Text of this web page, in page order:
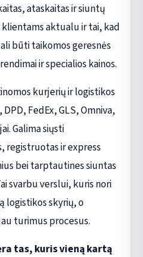
ataskaitas ir siuntų
klientams aktualu ir tai, kad
būti taikomos geresnės
ir specialios kainos.
kurjerių ir logistikos
FedEx, GLS, Omniva,
Galima siųsti
ir express
bei tarptautines siuntas
svarbu verslui, kuris nori
logistikos skyrių, o
turimus procesus.
tas, kuris vieną kartą